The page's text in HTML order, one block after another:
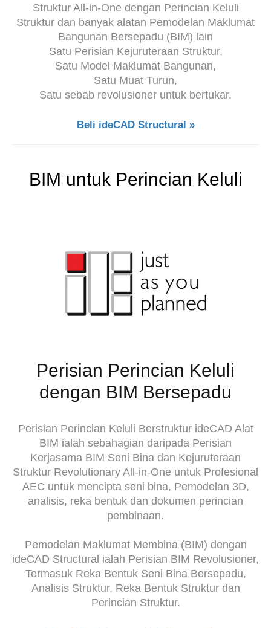
Struktur All-in-One dengan Perincian Keluli
Struktur dan banyak alatan Pemodelan Maklumat
Bangunan Bersepadu (BIM) lain
Satu Perisian Kejuruteraan Struktur,
Satu Model Maklumat Bangunan,
Satu Muat Turun,
Satu sebab revolusioner untuk bertukar.
Beli ideCAD Structural »
BIM untuk Perincian Keluli
Perisian Perincian Keluli
dengan BIM Bersepadu
Perisian Perincian Keluli Berstruktur ideCAD Alat
BIM ialah sebahagian daripada Perisian
Kerjasama BIM Seni Bina dan Kejuruteraan
Struktur Revolutionary All-in-One untuk Profesional
AEC untuk mencipta seni bina, Pemodelan 3D,
analisis, reka bentuk dan dokumen perincian
pembinaan.
Pemodelan Maklumat Membina (BIM) dengan
ideCAD Structural ialah Perisian BIM Revolusioner,
Termasuk Reka Bentuk Seni Bina Bersepadu,
Analisis Struktur, Reka Bentuk Struktur dan
Perincian Struktur.